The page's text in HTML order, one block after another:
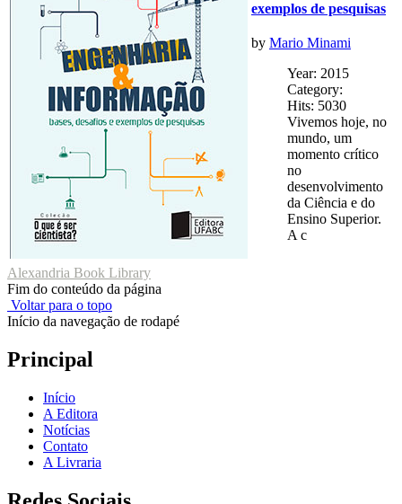
exemplos de pesquisas
by Mario Minami
Year: 2015
Category:
Hits: 5030
Vivemos hoje, no
mundo, um
momento crítico
no
desenvolvimento
da Ciência e do
Ensino Superior.
A c
Alexandria Book Library
Fim do conteúdo da página
Voltar para o topo
Início da navegação de rodapé
Principal
Início
A Editora
Notícias
Contato
A Livraria